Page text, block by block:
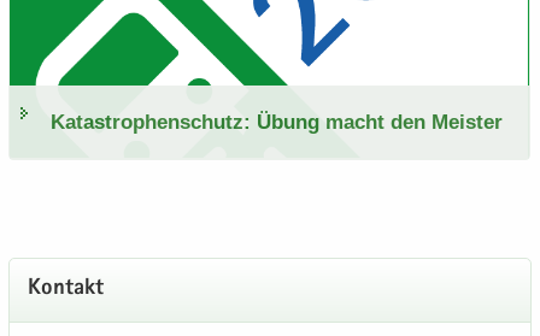
Ka­ta­stro­phen­schutz: Übung macht den Meis­ter
Kon­takt